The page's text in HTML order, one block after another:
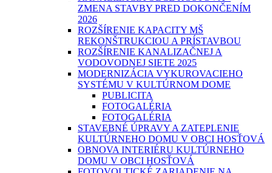
ZMENA STAVBY PRED DOKONČENÍM
2026
ROZŠÍRENIE KAPACITY MŠ
REKONŠTRUKCIOU A PRÍSTAVBOU
ROZŠÍRENIE KANALIZAČNEJ A
VODOVODNEJ SIETE 2025
MODERNIZÁCIA VYKUROVACIEHO
SYSTÉMU V KULTÚRNOM DOME
PUBLICITA
FOTOGALÉRIA
FOTOGALÉRIA
STAVEBNÉ ÚPRAVY A ZATEPLENIE
KULTÚRNEHO DOMU V OBCI HOSŤOVÁ
OBNOVA INTERIÉRU KULTÚRNEHO
DOMU V OBCI HOSŤOVÁ